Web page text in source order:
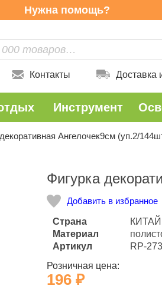
Нужна помощь?
Контакты Доставка
Инструмент
Ангелочек9см (уп.2/
Фигурка
Добавить в избранное
Страна
КИТАЙ
Материал
Артикул
RP-
Розничная цена:
196 ₽